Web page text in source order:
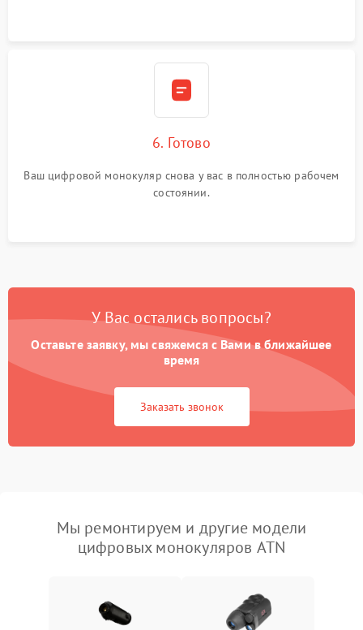
6. Готово
Ваш цифровой монокуляр снова у вас в полностью рабочем
состоянии.
У Вас остались вопросы?
Оставьте заявку, мы свяжемся с Вами в ближайшее
время
Заказать звонок
Мы ремонтируем и другие модели
цифровых монокуляров ATN